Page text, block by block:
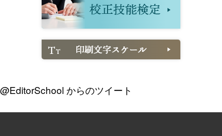
@EditorSchool からのツイート